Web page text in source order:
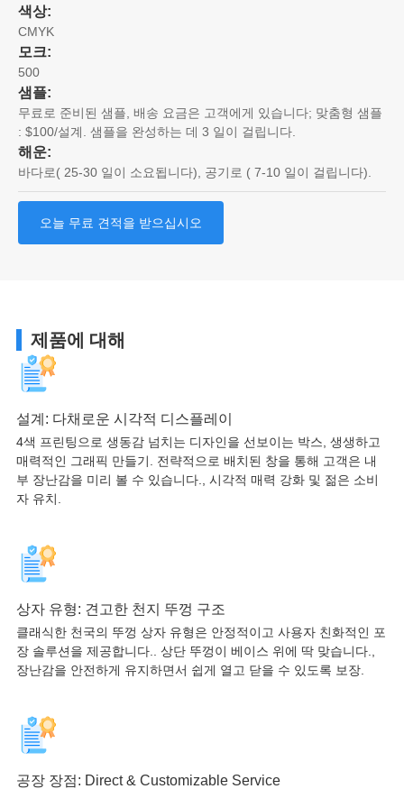
색상:
CMYK
모크:
500
샘플:
무료로 준비된 샘플, 배송 요금은 고객에게 있습니다; 맞춤형 샘플
: $100/설계. 샘플을 완성하는 데 3 일이 걸립니다.
해운:
바다로( 25-30 일이 소요됩니다), 공기로 ( 7-10 일이 걸립니다).
오늘 무료 견적을 받으십시오
제품에 대해
설계: 다채로운 시각적 디스플레이
4색 프린팅으로 생동감 넘치는 디자인을 선보이는 박스, 생생하고
매력적인 그래픽 만들기. 전략적으로 배치된 창을 통해 고객은 내
부 장난감을 미리 볼 수 있습니다., 시각적 매력 강화 및 젊은 소비
자 유치.
상자 유형: 견고한 천지 뚜껑 구조
클래식한 천국의 뚜껑 상자 유형은 안정적이고 사용자 친화적인 포
장 솔루션을 제공합니다.. 상단 뚜껑이 베이스 위에 딱 맞습니다.,
장난감을 안전하게 유지하면서 쉽게 열고 닫을 수 있도록 보장.
공장 장점: Direct & Customizable Service